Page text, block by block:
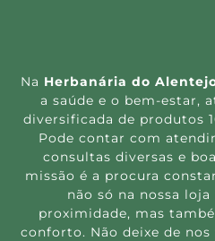
Na Herbanária do
a saúde e o bem-estar,
diversificada de produtos
Pode contar com
consultas diversas e
missão é a procura
não só na nossa
proximidade, mas
conforto. Não deixe de